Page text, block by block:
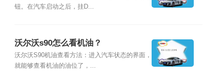
钮。在汽车启动之后，挂D...
沃尔沃s90怎么看机油？
沃尔沃S90机油查看方法：进入汽车状态的界面，
就能够查看机油的油位了，...